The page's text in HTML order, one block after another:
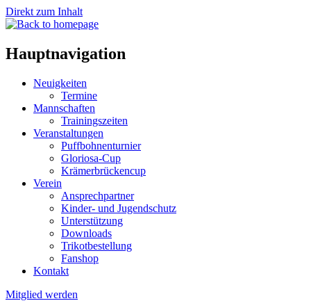
Direkt zum Inhalt
Hauptnavigation
Neuigkeiten
Termine
Mannschaften
Trainingszeiten
Veranstaltungen
Puffbohnenturnier
Gloriosa-Cup
Krämerbrückencup
Verein
Ansprechpartner
Kinder- und Jugendschutz
Unterstützung
Downloads
Trikotbestellung
Fanshop
Kontakt
Mitglied werden